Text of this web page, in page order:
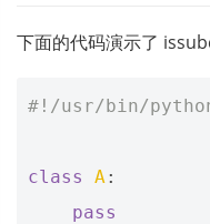
下面的代码演示了
#!/usr/bin/
class A:
pass